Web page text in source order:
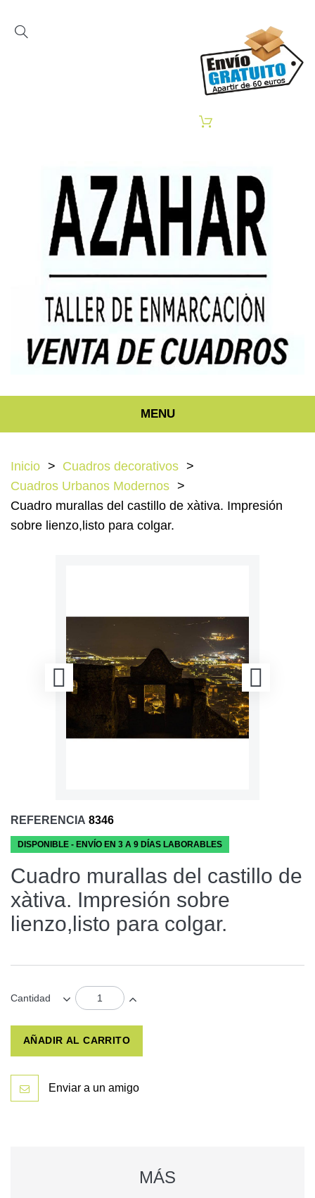
MENU
Inicio
Cuadros decorativos
Cuadros Urbanos Modernos
Cuadro murallas del castillo de xàtiva. Impresión
sobre lienzo,listo para colgar.
REFERENCIA 8346
DISPONIBLE - ENVÍO EN 3 A 9 DÍAS LABORABLES
Cuadro murallas del castillo de
xàtiva. Impresión sobre
lienzo,listo para colgar.
Cantidad
AÑADIR AL CARRITO
Enviar a un amigo
MÁS